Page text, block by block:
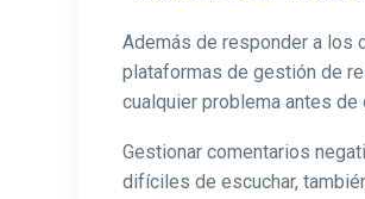
Además de responder a los
plataformas de gestión de
cualquier problema antes de
Gestionar comentarios
difíciles de escuchar,